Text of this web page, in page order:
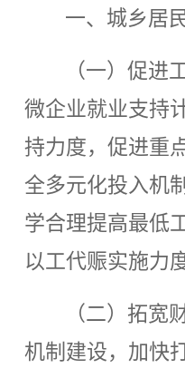
一、城乡居
（一）促进
微企业就业支持
持力度，促进重
全多元化投入机
学合理提高最低
以工代赈实施力
（二）拓宽
机制建设，加快